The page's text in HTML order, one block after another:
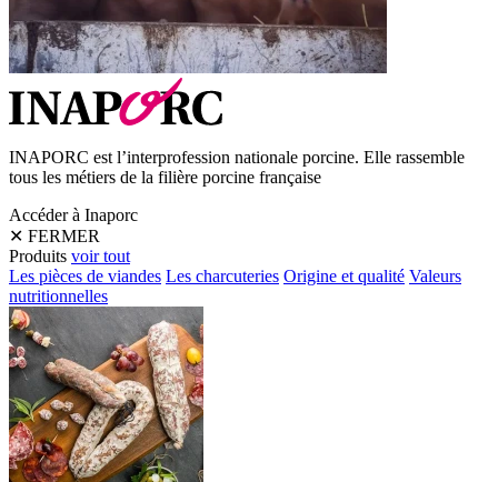
INAPORC est l’interprofession nationale porcine. Elle rassemble
tous les métiers de la filière porcine française
Accéder à Inaporc
✕ FERMER
Produits voir tout
Les pièces de viandes Les charcuteries Origine et qualité Valeurs
nutritionnelles